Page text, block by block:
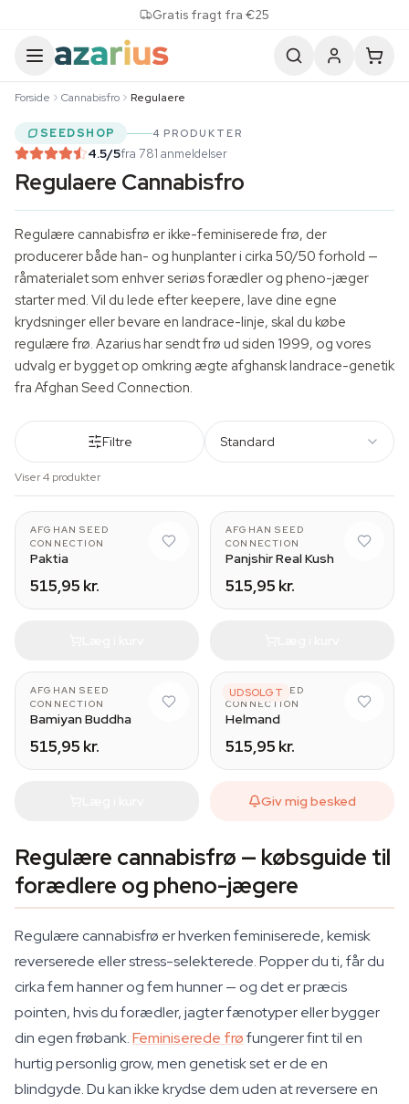
Gratis fragt fra €25
Forside Cannabisfro Regulaere
SEEDSHOP 4 PRODUKTER
4.5/5fra 781 anmeldelser
Regulaere Cannabisfro
Regulære cannabisfrø er ikke-feminiserede frø, der
producerer både han- og hunplanter i cirka 50/50 forhold —
råmaterialet som enhver seriøs forædler og pheno-jæger
starter med. Vil du lede efter keepere, lave dine egne
krydsninger eller bevare en landrace-linje, skal du købe
regulære frø. Azarius har sendt frø ud siden 1999, og vores
udvalg er bygget op omkring ægte afghansk landrace-genetik
fra Afghan Seed Connection.
Filtre Standard
Viser 4 produkter
AFGHAN SEED
CONNECTION
Paktia
515,95 kr.
AFGHAN SEED
CONNECTION
Panjshir Real Kush
515,95 kr.
AFGHAN SEED
CONNECTION
Bamiyan Buddha
515,95 kr.
UDSOLGT
AFGHAN SEED
CONNECTION
Helmand
515,95 kr.
Giv mig besked
Regulære cannabisfrø — købsguide til
forædlere og pheno-jægere
Regulære cannabisfrø er hverken feminiserede, kemisk
reverserede eller stress-selekterede. Popper du ti, får du
cirka fem hanner og fem hunner — og det er præcis
pointen, hvis du forædler, jagter fænotyper eller bygger
din egen frøbank.Feminiserede frøfungerer fint til en
hurtig personlig grow, men genetisk set er de en
blindgyde. Du kan ikke krydse dem uden at reversere en